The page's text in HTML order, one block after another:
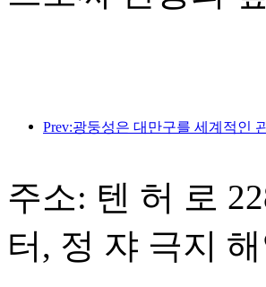
주소: 텐 허 로
터, 정 쟈 극지